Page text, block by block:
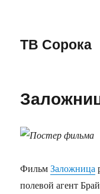
ТВ Сорока
ФильмЗаложница
полевой агент